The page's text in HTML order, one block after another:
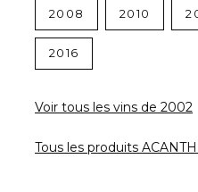
2008 2010
2016
Voir tous les vins de 2002
Tous les produits